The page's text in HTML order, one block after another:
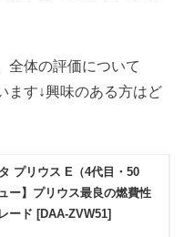
全体の評価について
ます↓興味のある方はど
プリウス E（4代目・50
ー】プリウス最良の燃費性
ード [DAA-ZVW51]